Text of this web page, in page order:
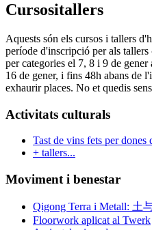
Cursositallers
Aquests són els cursos i tallers
període d'inscripció per als tallers
per categories el 7, 8 i 9 de
16 de gener, i fins 48h abans de
exhaurir places. No et quedis
Activitats culturals
Tast de vins fets per dones
+ tallers...
Moviment i benestar
Qigong Terra i Metall: 土
Floorwork aplicat al Twerk